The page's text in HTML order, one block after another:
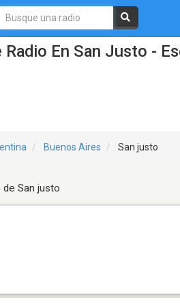
Radio En San Justo -
Buenos Aires San justo
San justo